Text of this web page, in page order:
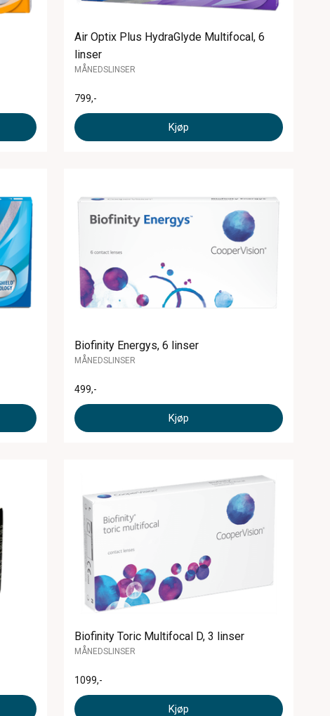
Air Optix Plus HydraGlyde Multifocal, 6
linser
MÅNEDSLINSER
799,-
Kjøp
Biofinity Energys, 6 linser
MÅNEDSLINSER
499,-
Kjøp
Biofinity Toric Multifocal D, 3 linser
MÅNEDSLINSER
1099,-
Kjøp